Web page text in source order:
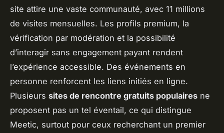
site attire une vaste communauté, avec 11 millions
de visites mensuelles. Les profils premium, la
vérification par modération et la possibilité
d’interagir sans engagement payant rendent
l’expérience accessible. Des événements en
personne renforcent les liens initiés en ligne.
Plusieurs sites de rencontre gratuits populaires ne
proposent pas un tel éventail, ce qui distingue
Meetic, surtout pour ceux recherchant un premier